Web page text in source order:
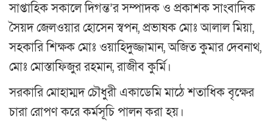
সাপ্তাহিক সকালে দিগন্ত’র সম্পাদক ও প্রকাশক সাংবাদিক
সৈয়দ জেলওয়ার হোসেন স্বপন, প্রভাষক মোঃ আলাল মিয়া,
সহকারি শিক্ষক মোঃ ওয়াহিদুজ্জামান, অজিত কুমার দেবনাথ,
মোঃ মোস্তাফিজুর রহমান, রাজীব কুর্মি।
সরকারি মোহাম্মদ চৌধুরী একাডেমি মাঠে শতাধিক বৃক্ষের
চারা রোপণ করে কর্মসূচি পালন করা হয়।